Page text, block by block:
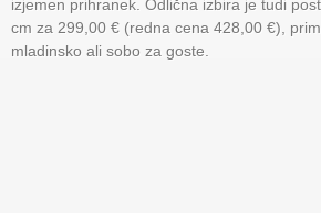
izjemen prihranek. Odlična izbira je tudi
cm za 299,00 € (redna cena 428,00 €),
mladinsko ali sobo za goste.